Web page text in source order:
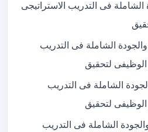
فى التدريب الاستراتيجى
الشاملة فى التدريب
الوظيفى لتحقيق
الشاملة فى التدريب
الوظيفى لتحقيق
الشاملة فى التدريب